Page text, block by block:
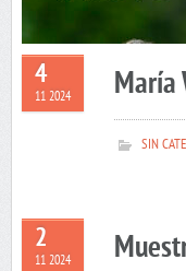
4
11 2024 María
SIN
2
11 2024